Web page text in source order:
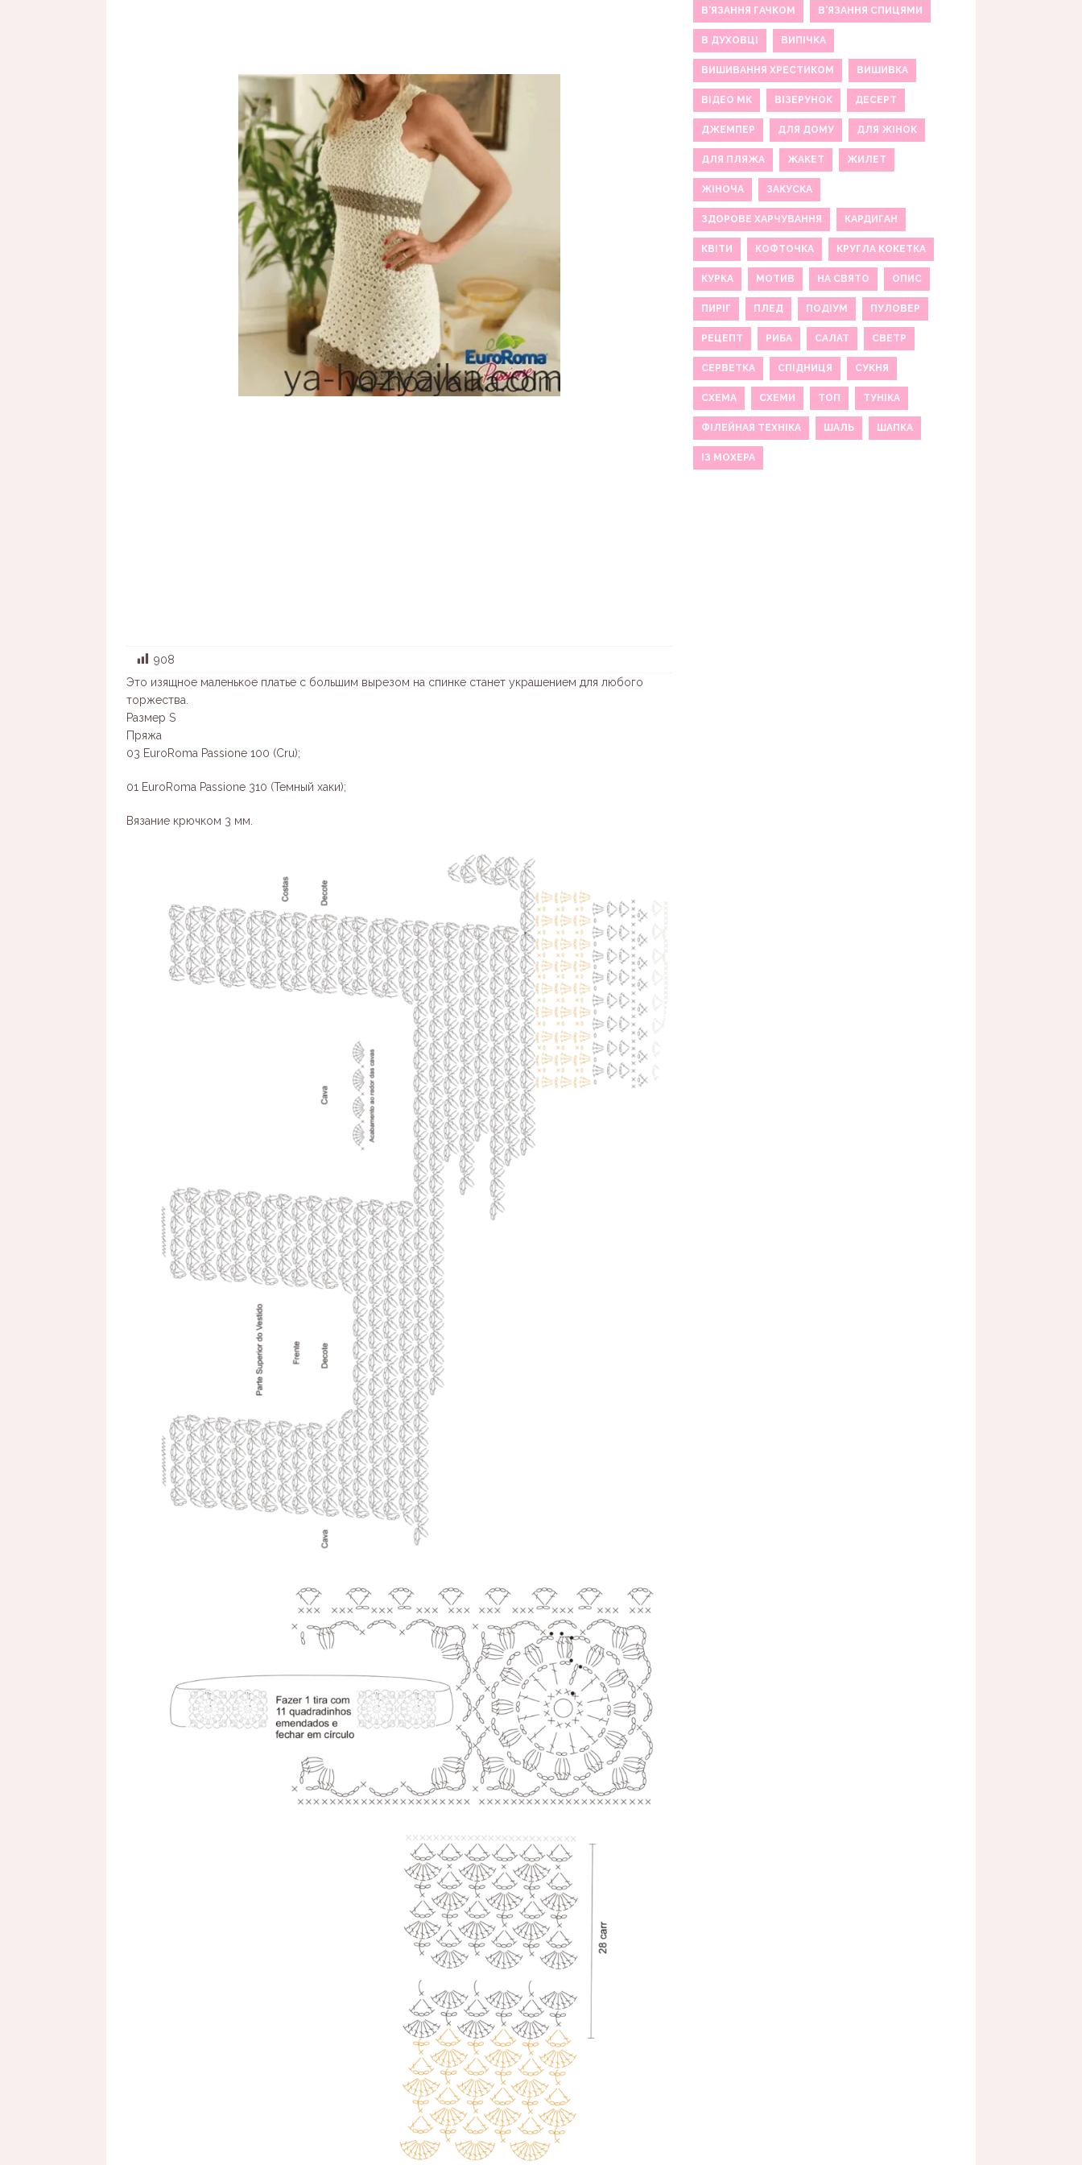
908
Это изящное маленькое платье с большим вырезом на спинке станет украшением для любого
торжества.
Размер S
Пряжа
03 EuroRoma Passione 100 (Cru);
01 EuroRoma Passione 310 (Темный хаки);
Вязание крючком 3 мм.
В'ЯЗАННЯ ГАЧКОМ В'ЯЗАННЯ СПИЦЯМИ
В ДУХОВЦІ ВИПІЧКА
ВИШИВАННЯ ХРЕСТИКОМ ВИШИВКА
ВІДЕО МК ВІЗЕРУНОК ДЕСЕРТ
ДЖЕМПЕР ДЛЯ ДОМУ ДЛЯ ЖІНОК
ДЛЯ ПЛЯЖА ЖАКЕТ ЖИЛЕТ
ЖІНОЧА ЗАКУСКА
ЗДОРОВЕ ХАРЧУВАННЯ КАРДИГАН
КВІТИ КОФТОЧКА КРУГЛА КОКЕТКА
КУРКА МОТИВ НА СВЯТО ОПИС
ПИРІГ ПЛЕД ПОДІУМ ПУЛОВЕР
РЕЦЕПТ РИБА САЛАТ СВЕТР
СЕРВЕТКА СПІДНИЦЯ СУКНЯ
СХЕМА СХЕМИ ТОП ТУНІКА
ФІЛЕЙНАЯ ТЕХНІКА ШАЛЬ ШАПКА
ІЗ МОХЕРА